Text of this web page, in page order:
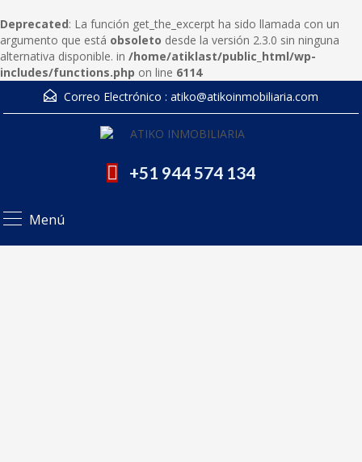
Deprecated: La función get_the_excerpt ha sido llamada con un
argumento que está obsoleto desde la versión 2.3.0 sin ninguna
alternativa disponible. in /home/atiklast/public_html/wp-
includes/functions.php on line 6114
Correo Electrónico : atiko@atikoinmobiliaria.com
+51 944 574 134
Menú